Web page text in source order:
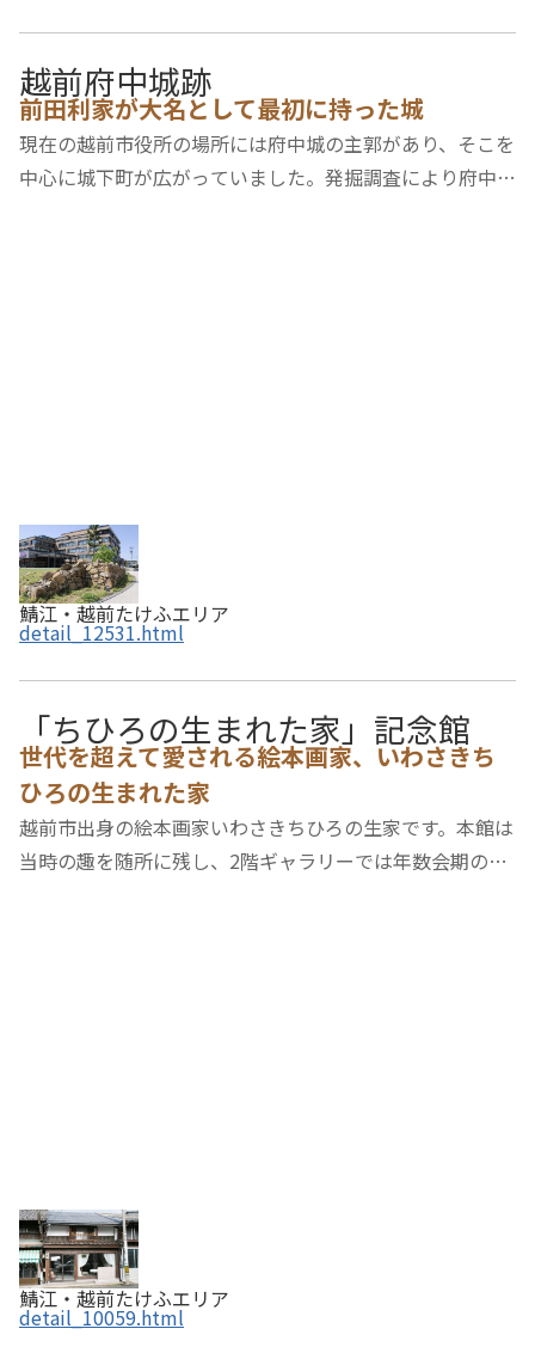
越前府中城跡
前田利家が大名として最初に持った城
現在の越前市役所の場所には府中城の主郭があり、そこを
中心に城下町が広がっていました。発掘調査により府中城
鯖江・越前たけふエリア
detail_12531.html
「ちひろの生まれた家」記念館
世代を超えて愛される絵本画家、いわさきち
ひろの生まれた家
越前市出身の絵本画家いわさきちひろの生家です。本館は
当時の趣を随所に残し、2階ギャラリーでは年数会期の企
鯖江・越前たけふエリア
detail_10059.html